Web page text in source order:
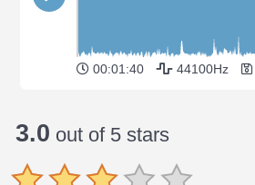
00:01:40 44100Hz
3.0 out of 5 stars